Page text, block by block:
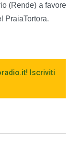
(Rende) a favore
PraiaTortora.
Iscriviti